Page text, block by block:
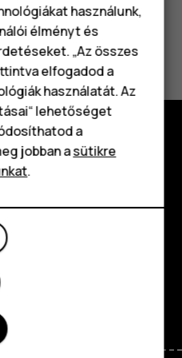
használunk,
élményt és
„Az összes
elfogadod a
használatát. Az
lehetőséget
a
jobban asütikre
.